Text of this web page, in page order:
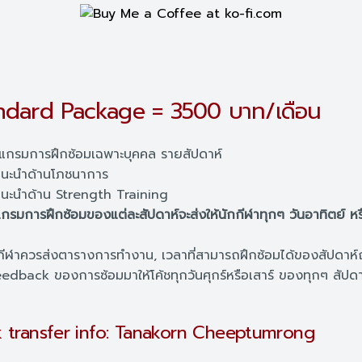
Package = 3500 บาท/เดือน
กรมการฝึกซ้อมเฉพาะบุคคล รายสัปดาห์
ะนำด้านโภชนาการ
ะนำด้าน Strength Training
กรมการฝึกซ้อมของแต่ละสัปดาห์จะส่งให้นักกีฬาทุกๆ วันอาทิตย์
าควรส่งตารางการทำงาน, เวลาที่สามารถฝึกซ้อมได้ของสัปดาห์
ของการซ้อมมาให้โค้ชทุกวันศุกร์หรือเสาร์ ของทุกๆ สัปด
transfer info: Tanakorn Cheeptumrong